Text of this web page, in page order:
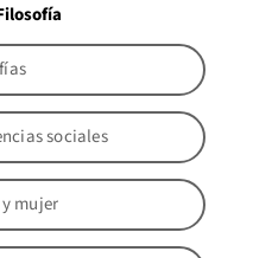
sociales
mujer